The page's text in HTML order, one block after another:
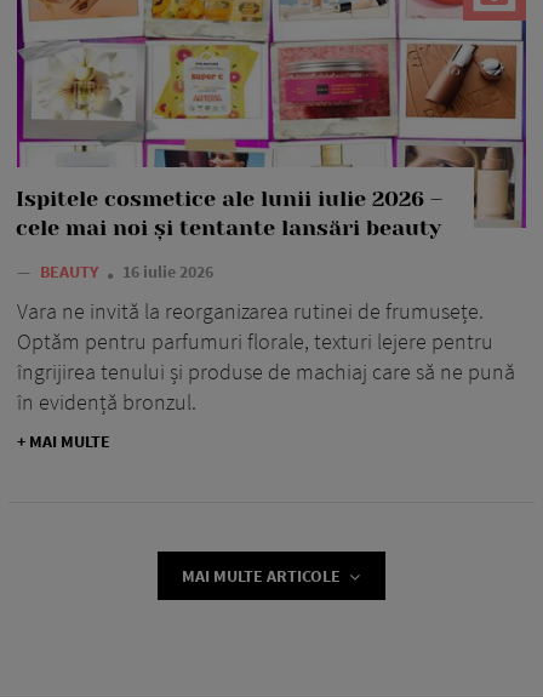
Ispitele cosmetice ale lunii iulie 2026 –
cele mai noi și tentante lansări beauty
— BEAUTY 16 iulie 2026
Vara ne invită la reorganizarea rutinei de frumusețe.
Optăm pentru parfumuri florale, texturi lejere pentru
îngrijirea tenului și produse de machiaj care să ne pună
în evidență bronzul.
+ MAI MULTE
MAI MULTE ARTICOLE